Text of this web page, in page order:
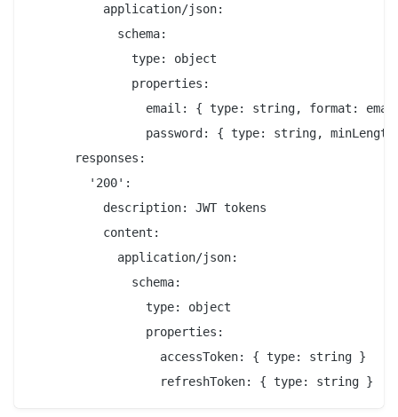
          application/json:
            schema:
              type: object
              properties:
email: { type: string, format:
password: { type: string,
      responses:
        '200':
          description: JWT tokens
          content:
            application/json:
              schema:
                type: object
                properties:
                  accessToken: { type: string }